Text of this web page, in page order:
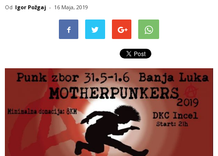
Od Igor Požgaj - 16 Maja, 2019